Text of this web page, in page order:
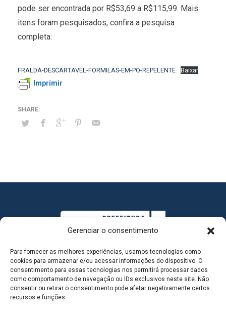
Gerenciar o consentimento
Para fornecer as melhores experiências, usamos tecnologias como
cookies para armazenar e/ou acessar informações do dispositivo. O
consentimento para essas tecnologias nos permitirá processar dados
como comportamento de navegação ou IDs exclusivos neste site. Não
consentir ou retirar o consentimento pode afetar negativamente certos
recursos e funções.
pode ser encontrada por R$53,69 a R$115,99. Mais
itens foram pesquisados, confira a pesquisa
completa:
FRALDA-DESCARTAVEL-FORMILAS-EM-PO-REPELENTE Baixar
Imprimir
MAPA DO SITE